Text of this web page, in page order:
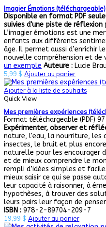
Imagier Émotions (téléchargeable)
Disponible en format PDF
suivies d'une piste de réflexion
L’imagier émotions est une
enfants aux différents
âge. Il permet aussi d’enrichir
nouvelle compréhension et de
un exemple Auteure : Lucie
5,99 $ Ajouter au panier
Ajouter à la liste de souhaits
Quick View
Mes premières expériences
Format téléchargeable (PDF)
Expérimenter, observeret
nature, l'eau, la nourriture, les
insectes, le bruit et plus
naturelle pour les encourager
et de mieux comprendre le
rempli d’idées simples et
mieux saisir ce qui se passe
leur capacité à raisonner, à
hypothèses, à trouver des
leurs pairs leur façon de
ISBN : 978-2-89704-209-7
19,99 $ Ajouter au panier